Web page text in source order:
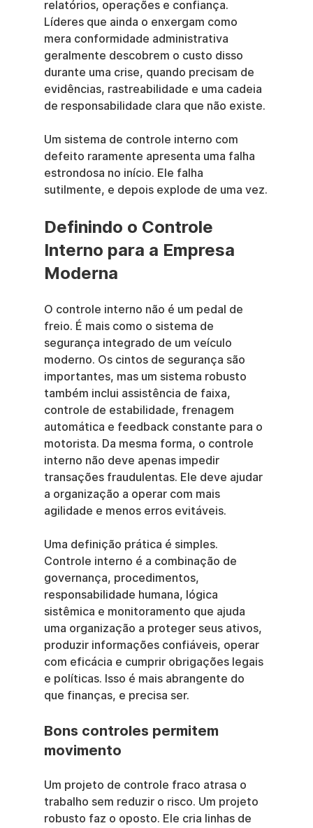
relatórios, operações e confiança.
Líderes que ainda o enxergam como
mera conformidade administrativa
geralmente descobrem o custo disso
durante uma crise, quando precisam de
evidências, rastreabilidade e uma cadeia
de responsabilidade clara que não existe.
Um sistema de controle interno com
defeito raramente apresenta uma falha
estrondosa no início. Ele falha
sutilmente, e depois explode de uma vez.
Definindo o Controle
Interno para a Empresa
Moderna
O controle interno não é um pedal de
freio. É mais como o sistema de
segurança integrado de um veículo
moderno. Os cintos de segurança são
importantes, mas um sistema robusto
também inclui assistência de faixa,
controle de estabilidade, frenagem
automática e feedback constante para o
motorista. Da mesma forma, o controle
interno não deve apenas impedir
transações fraudulentas. Ele deve ajudar
a organização a operar com mais
agilidade e menos erros evitáveis.
Uma definição prática é simples.
Controle interno é a combinação de
governança, procedimentos,
responsabilidade humana, lógica
sistêmica e monitoramento que ajuda
uma organização a proteger seus ativos,
produzir informações confiáveis, operar
com eficácia e cumprir obrigações legais
e políticas. Isso é mais abrangente do
que finanças, e precisa ser.
Bons controles permitem
movimento
Um projeto de controle fraco atrasa o
trabalho sem reduzir o risco. Um projeto
robusto faz o oposto. Ele cria linhas de